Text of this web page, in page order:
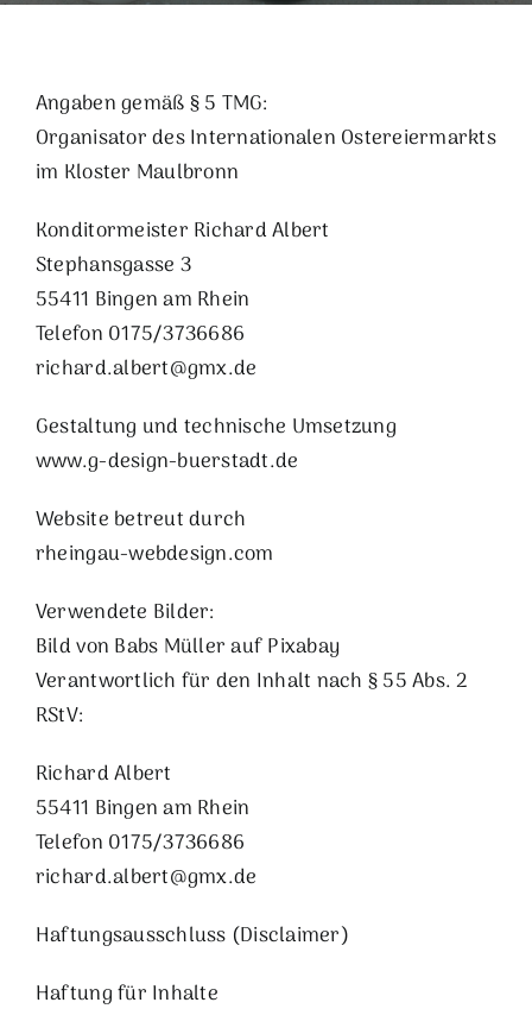
Angaben gemäß § 5 TMG:
Organisator des Internationalen Ostereiermarkts
im Kloster Maulbronn
Konditormeister Richard Albert
Stephansgasse 3
55411 Bingen am Rhein
Telefon 0175/3736686
richard.albert@gmx.de
Gestaltung und technische Umsetzung
www.g-design-buerstadt.de
Website betreut durch
rheingau-webdesign.com
Verwendete Bilder:
Bild von Babs MülleraufPixabay
Verantwortlich für den Inhalt nach § 55 Abs. 2
RStV:
Richard Albert
55411 Bingen am Rhein
Telefon 0175/3736686
richard.albert@gmx.de
Haftungsausschluss (Disclaimer)
Haftung für Inhalte